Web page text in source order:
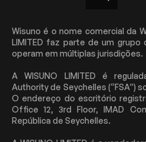
Wisuno é o nome comercial da
LIMITED faz parte de um grupo
operam em múltiplas jurisdições.
A WISUNO LIMITED é
Authority de Seychelles (“FSA”)
O endereço do escritório
Office 12, 3rd Floor, IMAD
República de Seychelles.